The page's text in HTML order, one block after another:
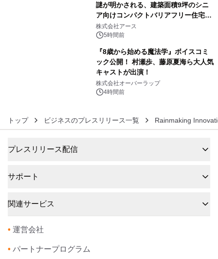
謎が明かされる、建築面積9坪のシニ
ア向けコンパクトバリアフリー住宅が
誕生
株式会社アース
5時間前
『8歳から始める魔法学』ボイスコミ
ック公開！ 村瀬歩、藤原夏海ら大人気
キャストが出演！
株式会社オーバーラップ
4時間前
トップ ビジネスのプレスリリース一覧 Rainmaking
プレスリリース配信
サポート
関連サービス
• 運営会社
• パートナープログラム